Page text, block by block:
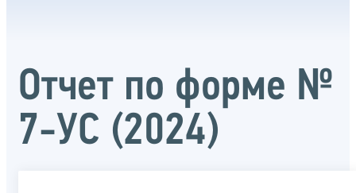
Отчет по форме №
7-УС (2024)